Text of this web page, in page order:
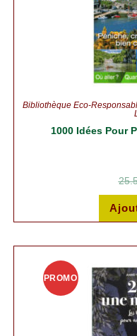
Bibliothèque Éco-
1000 Idées Pour
PROMO